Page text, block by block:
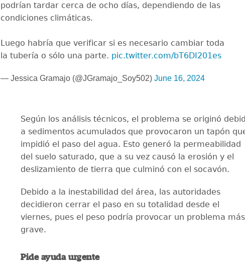
podrían tardar cerca de ocho días, dependiendo de las
condiciones climáticas.
Luego habría que verificar si es necesario cambiar toda
la tubería o sólo una parte. pic.twitter.com/bT6DI201es
— Jessica Gramajo (@JGramajo_Soy502) June 16, 2024
Según los análisis técnicos, el problema se originó
a sedimentos acumulados que provocaron un tapón
impidió el paso del agua. Esto generó la permeabilidad
del suelo saturado, que a su vez causó la erosión y el
deslizamiento de tierra que culminó con el socavón.
Debido a la inestabilidad del área, las autoridades
decidieron cerrar el paso en su totalidad desde el
viernes, pues el peso podría provocar un problema más
grave.
Pide ayuda urgente